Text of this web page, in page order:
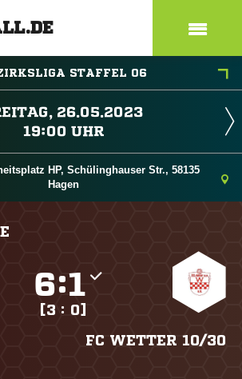
STAFFEL 06

 
HP, Schülinghauser Str., 58135
Hagen
:
[3 : 0]
FC WETTER 10/​30